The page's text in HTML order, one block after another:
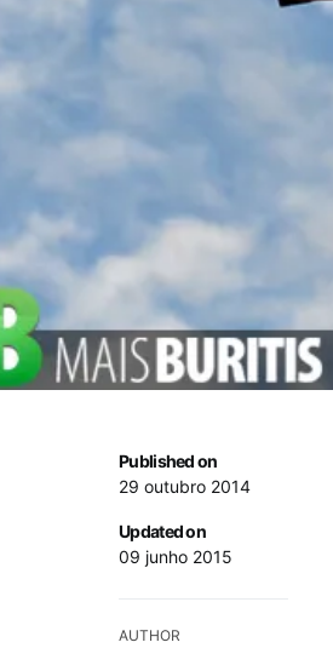
Published on
29 outubro 2014
Updated on
09 junho 2015
AUTHOR